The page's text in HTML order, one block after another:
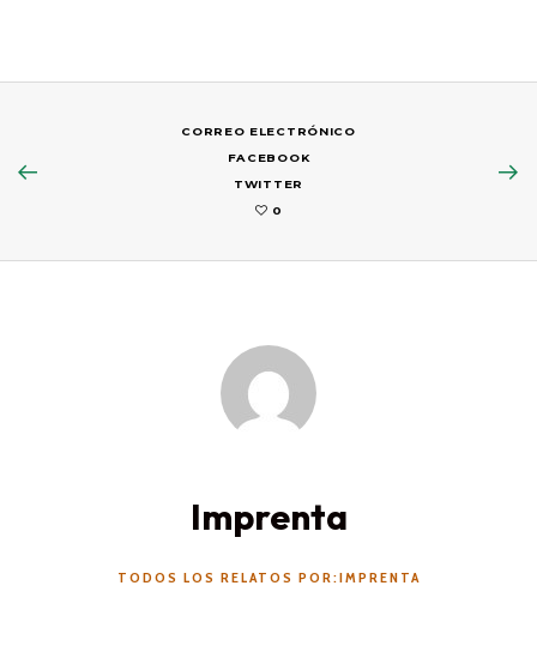
CORREO ELECTRÓNICO
FACEBOOK
TWITTER
0
Imprenta
TODOS LOS RELATOS POR:IMPRENTA